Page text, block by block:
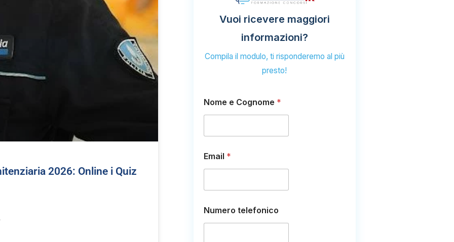
2026: Online i Quiz
Vuoi ricevere maggiori
informazioni?
Compila il modulo, ti risponderemo al più
presto!
u
m
e
E
m
i
Nome e Cognome *
Email *
Numero telefonico